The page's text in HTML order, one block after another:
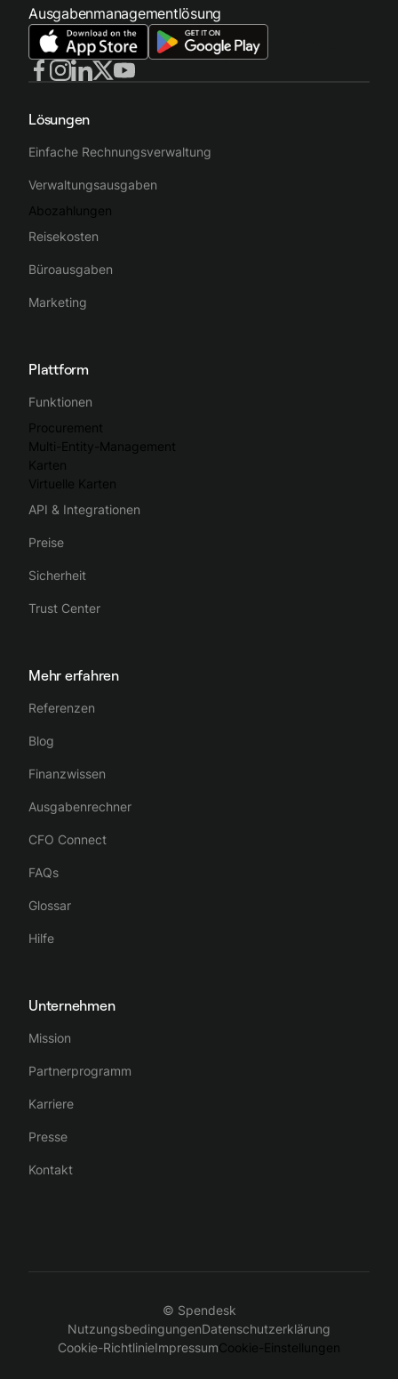
Ausgabenmanagementlösung
Lösungen
Einfache Rechnungsverwaltung
Verwaltungsausgaben
Abozahlungen
Reisekosten
Büroausgaben
Marketing
Plattform
Funktionen
Procurement
Multi-Entity-Management
Karten
Virtuelle Karten
API & Integrationen
Preise
Sicherheit
Trust Center
Mehr erfahren
Referenzen
Blog
Finanzwissen
Ausgabenrechner
CFO Connect
FAQs
Glossar
Hilfe
Unternehmen
Mission
Partnerprogramm
Karriere
Presse
Kontakt
© Spendesk
NutzungsbedingungenDatenschutzerklärung
Cookie-RichtlinieImpressumCookie-Einstellungen